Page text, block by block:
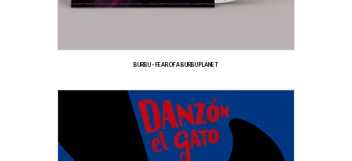
BURBU – FEAR OF A BURBU PLANET